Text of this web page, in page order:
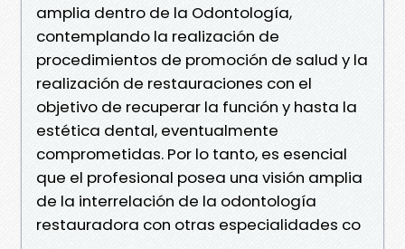
amplia dentro de la Odontología,
contemplando la realización de
procedimientos de promoción de salud y la
realización de restauraciones con el
objetivo de recuperar la función y hasta la
estética dental, eventualmente
comprometidas. Por lo tanto, es esencial
que el profesional posea una visión amplia
de la interrelación de la odontología
restauradora con otras especialidades co